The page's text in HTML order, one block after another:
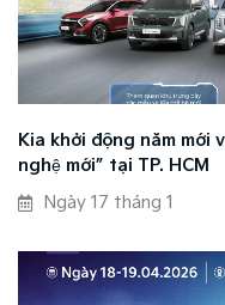
Kia khởi động năm mới
nghệ mới” tại TP. HCM
Ngày 17 tháng 1